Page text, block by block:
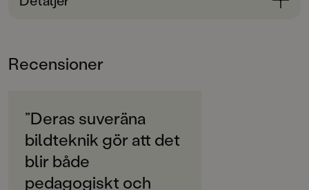
0-3
Svenska
SPRÅK
Svenska
SERIE
Recensioner
”Deras suveräna
bildteknik gör att det
blir både
pedagogiskt och